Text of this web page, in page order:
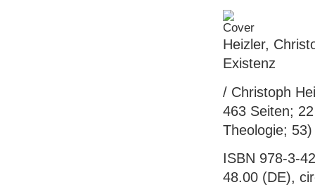
Heizler,
Existenz
/ Christoph
463 Seiten;
Theologie; 53)
ISBN 978-3-
48.00 (DE),